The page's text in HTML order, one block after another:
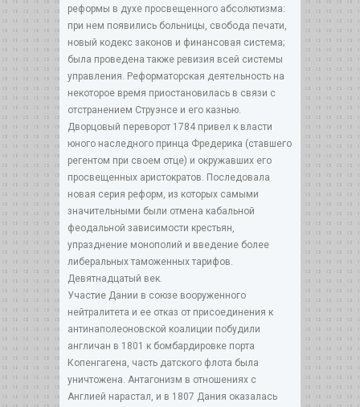
реформы в духе просвещенного абсолютизма:
при нем появились больницы, свобода печати,
новый кодекс законов и финансовая система;
была проведена также ревизия всей системы
управления. Реформаторская деятельность на
некоторое время приостановилась в связи с
отстранением Струэнсе и его казнью.
Дворцовый переворот 1784 привел к власти
юного наследного принца Фредерика (ставшего
регентом при своем отце) и окружавших его
просвещенных аристократов. Последовала
новая серия реформ, из которых самыми
значительными были отмена кабальной
феодальной зависимости крестьян,
упразднение монополий и введение более
либеральных таможенных тарифов.
Девятнадцатый век.
Участие Дании в союзе вооруженного
нейтралитета и ее отказ от присоединения к
антинаполеоновской коалиции побудили
англичан в 1801 к бомбардировке порта
Копенгагена, часть датского флота была
уничтожена. Антагонизм в отношениях с
Англией нарастал, и в 1807 Дания оказалась